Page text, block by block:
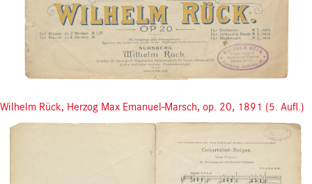
Wilhelm Rück, Herzog Max Emanuel-Marsch, op. 20, 1891 (5. Aufl.)